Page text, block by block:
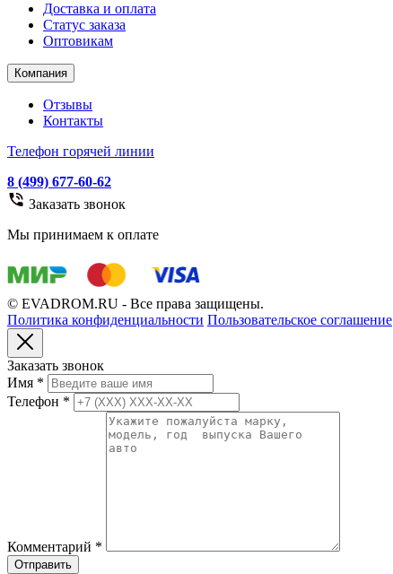
Доставка и оплата
Статус заказа
Оптовикам
Компания
Отзывы
Контакты
Телефон горячей линии
8 (499) 677-60-62
Заказать звонок
Мы принимаем к оплате
© EVADROM.RU - Все права защищены.
Политика конфиденциальности Пользовательское соглашение
Заказать звонок
Имя *
Телефон *
Комментарий *
Отправить